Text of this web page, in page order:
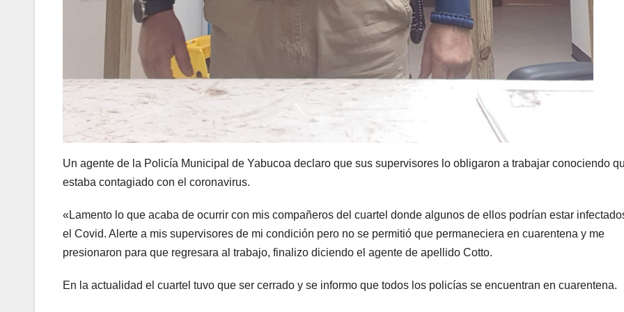
Un agente de la Policía Municipal de Yabucoa declaro que sus supervisores lo obligaron a trabajar conociendo
estaba contagiado con el coronavirus.
«Lamento lo que acaba de ocurrir con mis compañeros del cuartel donde algunos de ellos podrían estar
el Covid. Alerte a mis supervisores de mi condición pero no se permitió que permaneciera en cuarentena y me
presionaron para que regresara al trabajo, finalizo diciendo el agente de apellido Cotto.
En la actualidad el cuartel tuvo que ser cerrado y se informo que todos los policías se encuentran en cuarentena.